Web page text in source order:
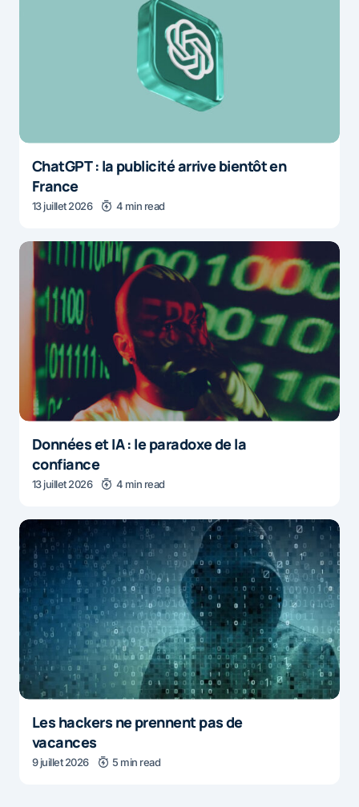
ChatGPT : la publicité arrive bientôt en
France
13 juillet 2026 4 min read
Données et IA : le paradoxe de la
confiance
13 juillet 2026 4 min read
Les hackers ne prennent pas de
vacances
9 juillet 2026 5 min read